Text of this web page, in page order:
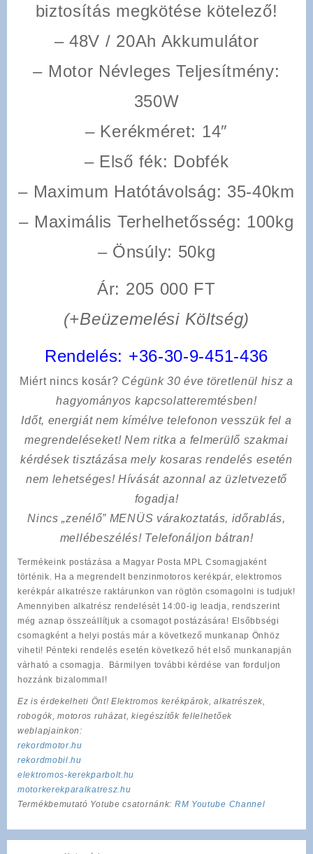
biztosítás megkötése kötelező!
– 48V / 20Ah Akkumulátor
– Motor Névleges Teljesítmény:
350W
– Kerékméret: 14″
– Első fék: Dobfék
– Maximum Hatótávolság: 35-40km
– Maximális Terhelhetősség: 100kg
– Önsúly: 50kg
Ár: 205 000 FT
(+Beüzemelési Költség)
Rendelés: +36-30-9-451-436
Miért nincs kosár? Cégünk 30 éve töretlenül hisz a
hagyományos kapcsolatteremtésben!
Időt, energiát nem kímélvetelefonon vesszük fel a
megrendeléseket! Nem ritka a felmerülő szakmai
kérdések tisztázása mely kosaras rendelés esetén
nem lehetséges! Hívását azonnal az üzletvezető
fogadja!
Nincs „zenélő” MENÜS várakoztatás, időrablás,
mellébeszélés! Telefonáljon bátran!
Termékeink postázása a Magyar Posta MPL Csomagjaként
történik. Ha a megrendelt benzinmotoros kerékpár, elektromos
kerékpár alkatrésze raktárunkon van rögtön csomagolni is tudjuk!
Amennyiben alkatrész rendelését 14:00-ig leadja, rendszerint
még aznap összeállítjuk a csomagot postázására! Elsőbbségi
csomagként a helyi postás már a következő munkanap Önhöz
viheti! Pénteki rendelés esetén következő hét első munkanapján
várható a csomagja. Bármilyen további kérdése van forduljon
hozzánk bizalommal!
Ez is érdekelheti Önt! Elektromos kerékpárok, alkatrészek,
robogók, motoros ruházat, kiegészítők fellelhetőek
weblapjainkon:
rekordmotor.hu
rekordmobil.hu
elektromos-kerekparbolt.hu
motorkerekparalkatresz.hu
Termékbemutató Yotube csatornánk: RM Youtube Channel